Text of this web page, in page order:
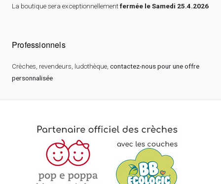
La boutique sera exceptionnellementfermée le Samedi 25.4.2026
Professionnels
Crèches, revendeurs, ludothèque, contactez-nous pour une offre
personnalisée